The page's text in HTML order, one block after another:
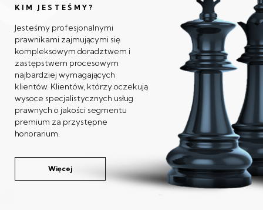
KIM JESTEŚMY?
Jesteśmy profesjonalnymi
prawnikami zajmującymi się
kompleksowym doradztwem i
zastępstwem procesowym
najbardziej wymagających
klientów. Klientów, którzy oczekują
wysoce specjalistycznych usług
prawnych o jakości segmentu
premium za przystępne
honorarium.
Więcej